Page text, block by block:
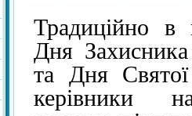
Традиційно в
Дня
та Дня
керівники